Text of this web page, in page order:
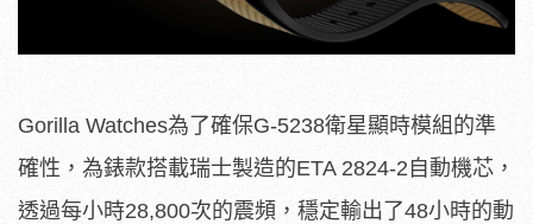
Gorilla Watches為了確保G-5238衛星顯時模組的準
確性，為錶款搭載瑞士製造的ETA 2824-2自動機芯，
透過每小時28,800次的震頻，穩定輸出了48小時的動